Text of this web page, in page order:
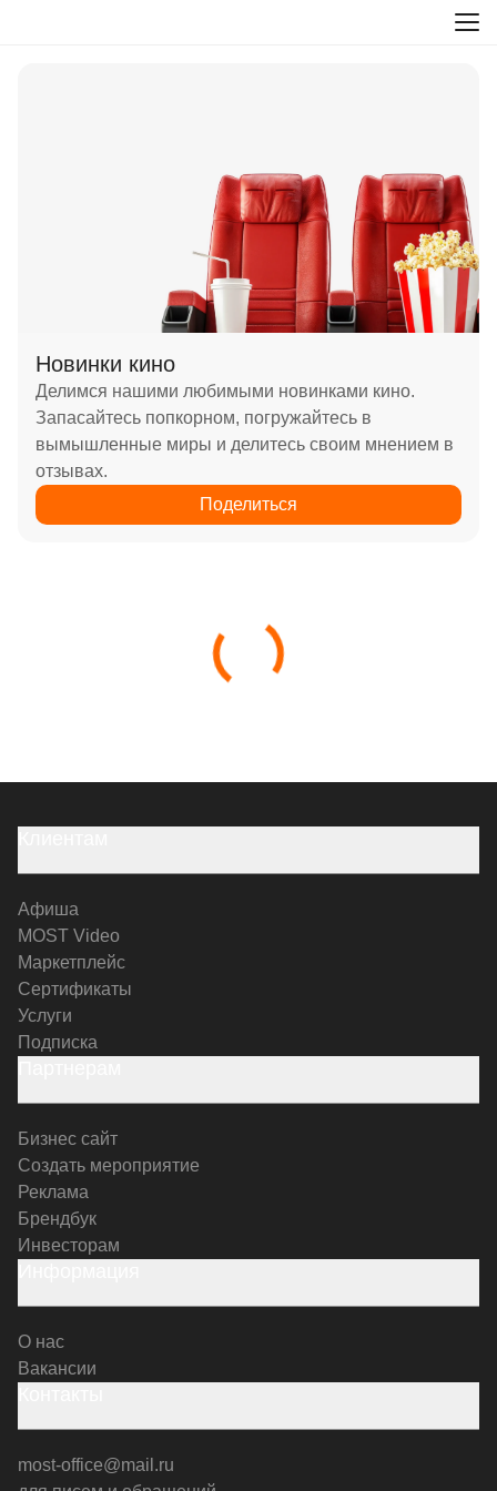
Новинки кино
Делимся нашими любимыми новинками кино.
Запасайтесь попкорном, погружайтесь в
вымышленные миры и делитесь своим мнением в
отзывах.
Поделиться
Афиша
MOST Video
Маркетплейс
Сертификаты
Услуги
Подписка
Бизнес сайт
Создать мероприятие
Реклама
Брендбук
Инвесторам
О нас
Вакансии
most-office@mail.ru